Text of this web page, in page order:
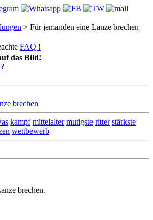
> Für jemanden eine Lanze brechen
FAQ !
das Bild!
brechen
kampf mittelalter mutigste ritter stärkste
wettbewerb
brechen.